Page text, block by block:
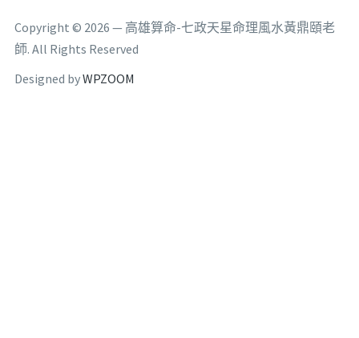
Copyright © 2026 — 高雄算命-七政天星命理風水黃鼎頤老
師. All Rights Reserved
Designed byWPZOOM